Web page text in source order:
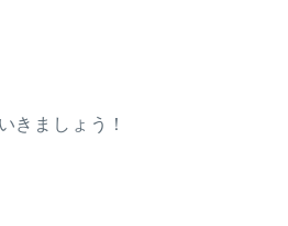
きましょう！